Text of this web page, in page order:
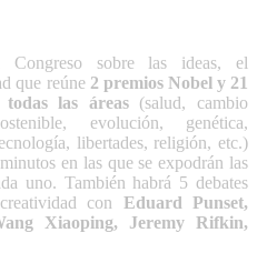
sobre las ideas, el
que reúne 2 premios Nobel y 21
todas las áreas (salud, cambio
evolución, genética,
libertades, religión, etc.)
en las que se expodrán las
uno. También habrá 5 debates
con Eduard Punset,
Xiaoping, Jeremy Rifkin,